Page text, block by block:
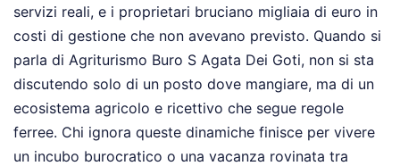
servizi reali, e i proprietari bruciano migliaia di euro in
costi di gestione che non avevano previsto. Quando si
parla di Agriturismo Buro S Agata Dei Goti, non si sta
discutendo solo di un posto dove mangiare, ma di un
ecosistema agricolo e ricettivo che segue regole
ferree. Chi ignora queste dinamiche finisce per vivere
un incubo burocratico o una vacanza rovinata tra